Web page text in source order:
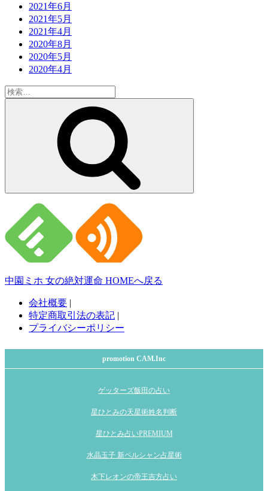
2021年6月
2021年5月
2021年4月
2020年8月
2020年5月
2020年4月
検
索:
中園ミホ 女の絶対運命 HOMEへ戻る
会社概要 |
特定商取引法の表記 |
プライバシーポリシー
promotion CAM.Inc
ゲッターズ飯田の占い
星ひとみの天星術姓名判断
星ひとみ占いPREMIUM
水晶玉子 新ペルシャン占星術
木下レオンの帝王吉方占い